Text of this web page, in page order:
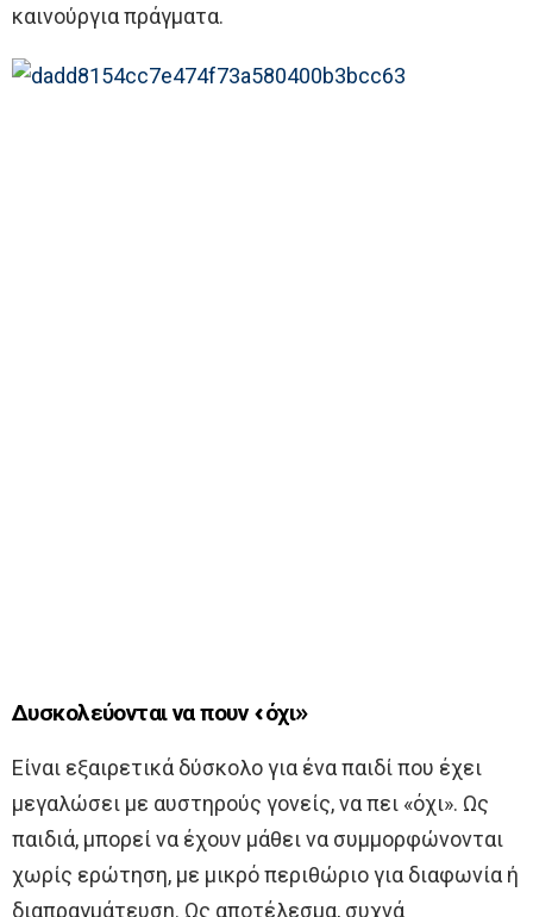
καινούργια πράγματα.
Δυσκολεύονται να πουν «όχι»
Είναι εξαιρετικά δύσκολο για ένα παιδί που έχει
μεγαλώσει με αυστηρούς γονείς, να πει «όχι». Ως
παιδιά, μπορεί να έχουν μάθει να συμμορφώνονται
χωρίς ερώτηση, με μικρό περιθώριο για διαφωνία ή
διαπραγμάτευση. Ως αποτέλεσμα, συχνά